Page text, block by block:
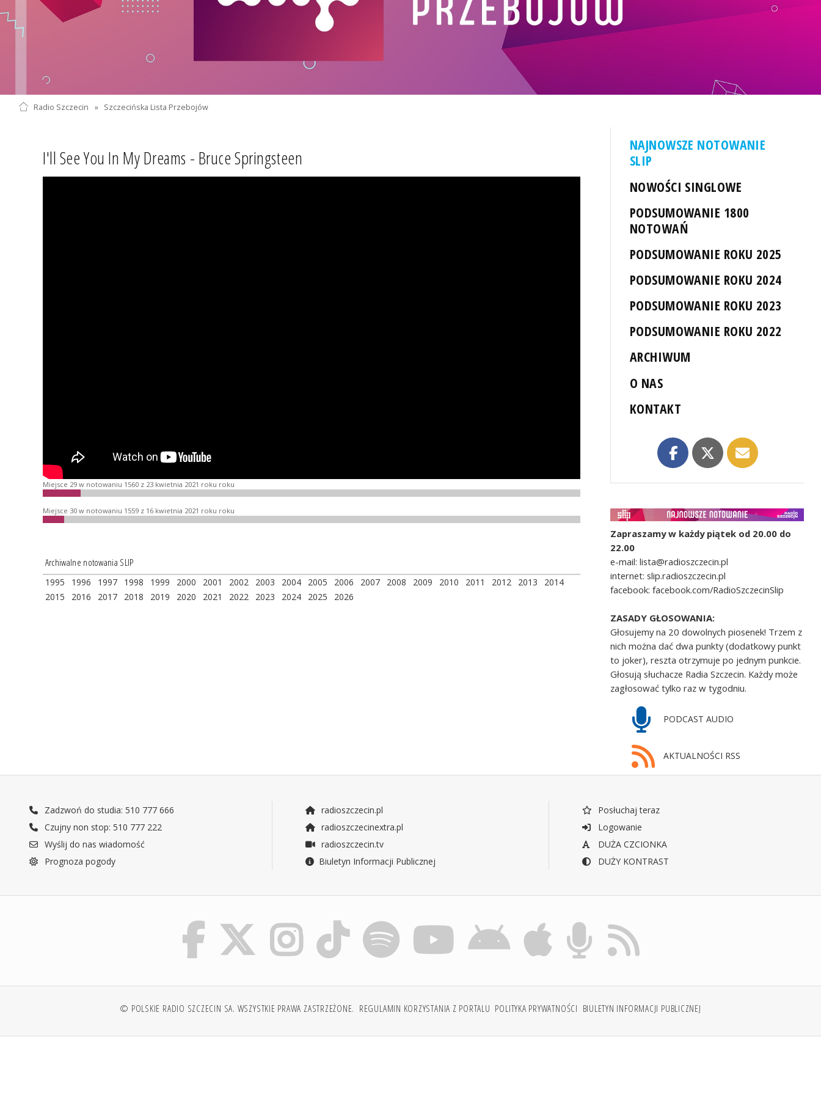
Radio Szczecin » Szczecińska Lista Przebojów
I'll See You In My Dreams - Bruce Springsteen
Miejsce 29 w notowaniu 1560 z 23 kwietnia 2021 roku roku
Miejsce 30 w notowaniu 1559 z 16 kwietnia 2021 roku roku
Archiwalne notowania SLIP
1995 1996 1997 1998 1999 2000 2001 2002 2003 2004 2005 2006 2007 2008 2009 2010 2011 2012 2013
2014
2015
2016 2017 2018 2019 2020 2021 2022 2023 2024 2025 2026
NAJNOWSZE NOTOWANIE
SLIP
NOWOŚCI SINGLOWE
PODSUMOWANIE 1800
NOTOWAŃ
PODSUMOWANIE ROKU 2025
PODSUMOWANIE ROKU 2024
PODSUMOWANIE ROKU 2023
PODSUMOWANIE ROKU 2022
ARCHIWUM
O NAS
KONTAKT
Zapraszamy w każdy piątek od 20.00 do
22.00
e-mail: lista@radioszczecin.pl
internet: slip.radioszczecin.pl
facebook: facebook.com/RadioSzczecinSlip
ZASADY GŁOSOWANIA:
Głosujemy na 20 dowolnych piosenek! Trzem z
nich można dać dwa punkty (dodatkowy punkt
to joker), reszta otrzymuje po jednym punkcie.
Głosują słuchacze Radia Szczecin. Każdy może
zagłosować tylko raz w tygodniu.
PODCAST AUDIO
AKTUALNOŚCI RSS
Zadzwoń do studia: 510 777 666
Czujny non stop: 510 777 222
Wyślij do nas wiadomość
Prognoza pogody
radioszczecin.pl
radioszczecinextra.pl
radioszczecin.tv
Biuletyn Informacji Publicznej
Posłuchaj teraz
Logowanie
DUŻA CZCIONKA
DUŻY KONTRAST
© POLSKIE RADIO SZCZECIN SA. WSZYSTKIE PRAWA ZASTRZEŻONE. REGULAMIN KORZYSTANIA Z PORTALU POLITYKA PRYWATNOŚCI BIULETYN INFORMACJI PUBLICZNEJ